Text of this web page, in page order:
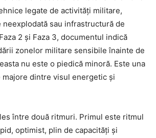
legate de activități militare,
neexplodată sau infrastructură de
2 și Faza 3, documentul indică
zonelor militare sensibile înainte de
nu este o piedică minoră. Este una
dintre visul energetic și
între două ritmuri. Primul este ritmul
optimist, plin de capacități și